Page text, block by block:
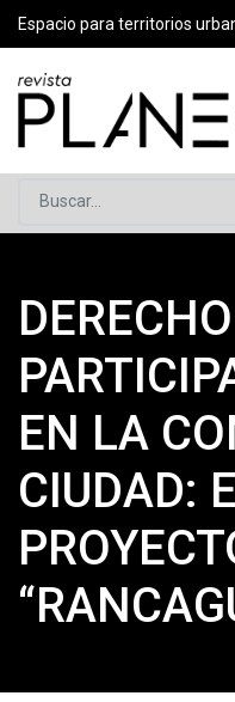
Espacio para territorios
Buscar...
Portada»Planeo Hoy »
EN LA
CIUDAD: